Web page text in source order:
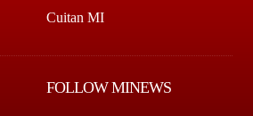
Cuitan MI
FOLLOW MINEWS